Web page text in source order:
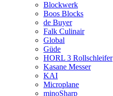
Blockwerk
Boos Blocks
de Buyer
Falk Culinair
Global
Güde
HORL 3 Rollschleifer
Kasane Messer
KAI
Microplane
minoSharp